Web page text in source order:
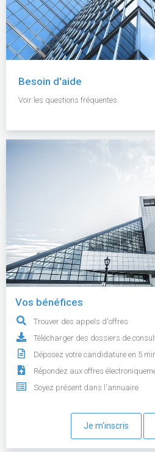
Besoin d'aide
Voir les questions fréquentes.
Vos bénéfices
Trouver des appels d'offres
Télécharger des dossiers de
Déposez votre candidature en 5
Répondez aux offres
Soyez présent dans l'annuaire
Je m'inscris